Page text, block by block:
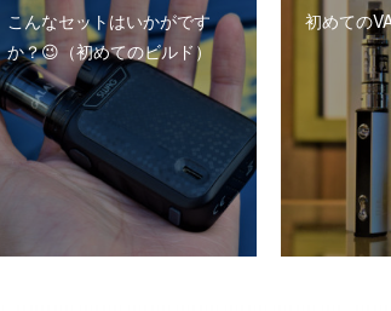
こんなセットはいかがです
か？😉（初めてのビルド）
初めての